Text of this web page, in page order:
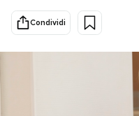
Sport
Condividi